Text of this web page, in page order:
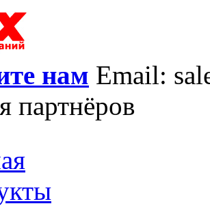
нам Email:
партнёров